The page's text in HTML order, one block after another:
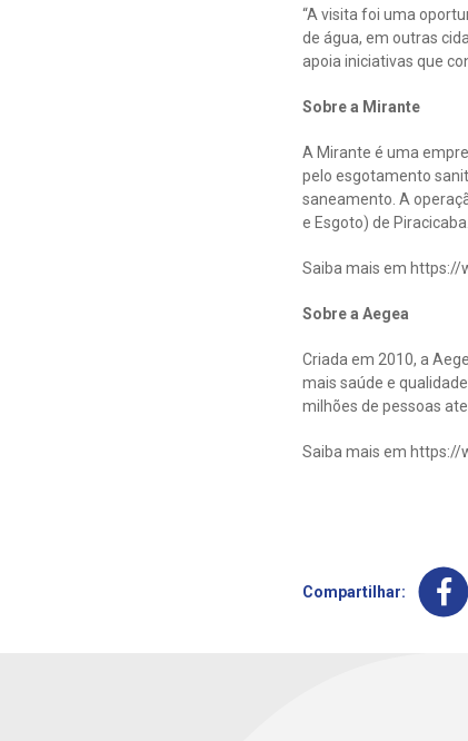
“A visita foi uma
de água, em outras
apoia iniciativas que
Sobre a Mirante
A Mirante é uma
pelo esgotamento
saneamento. A
e Esgoto) de Piracicaba.
Saiba mais em https://
Sobre a Aegea
Criada em 2010, a
mais saúde e
milhões de pessoas
Saiba mais em https://
Compartilhar: